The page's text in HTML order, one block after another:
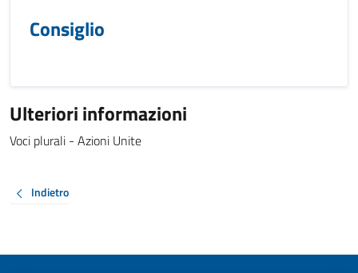
Consiglio
Ulteriori informazioni
Voci plurali - Azioni Unite
Indietro